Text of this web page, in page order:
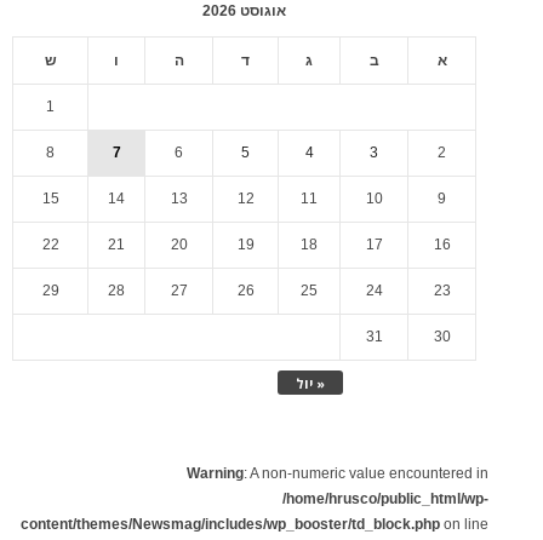
אוגוסט 2026
א ב ג ד ה ו ש
« יול
1
2
3
4
5
6
7
8
9
10
11
12
13
14
15
16
17
18
19
20
21
22
23
24
25
26
27
28
29
30
31
Warning: A non-numeric value encountered in
/home/hrusco/public_html/wp-
content/themes/Newsmag/includes/wp_booster/td_block.php on line